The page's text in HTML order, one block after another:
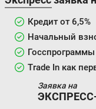
Кредит от 6,5%
Начальный
Госспрограммы
Trade In как
Заявка на